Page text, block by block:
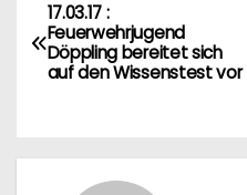
e
r
17.03.17 :
Feuerwehrjugend
Döppling bereitet sich
auf den Wissenstest vor